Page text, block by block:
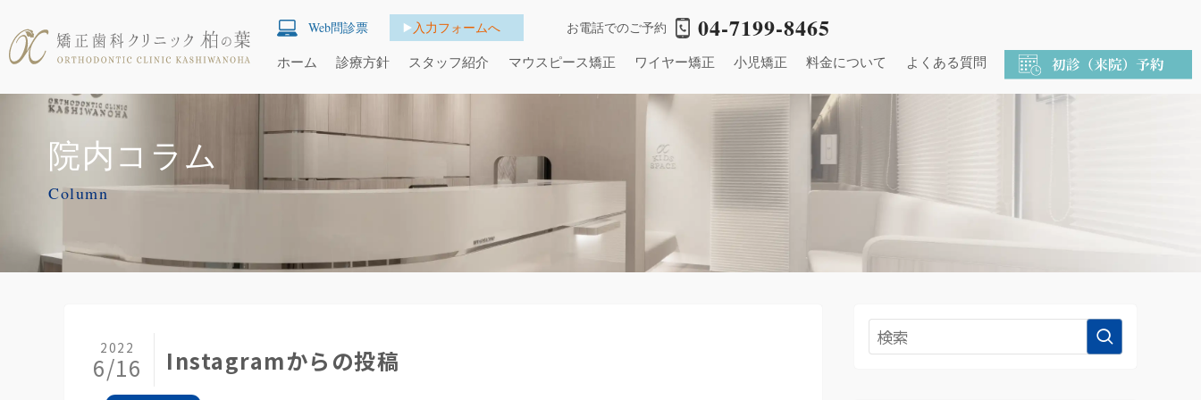
Web問診票 入力フォームへ お電話でのご予約 04-7199-8465
ホーム 診療方針 スタッフ紹介 マウスピース矯正 ワイヤー矯正 小児矯正 料金について よくある質問
院内コラム
Column
Instagramからの投稿
2022
6/16